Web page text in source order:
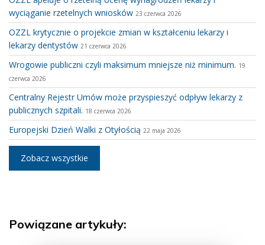
wyciąganie rzetelnych wniosków 23 czerwca 2026
OZZL krytycznie o projekcie zmian w kształceniu lekarzy i
lekarzy dentystów 21 czerwca 2026
Wrogowie publiczni czyli maksimum mniejsze niż minimum. 19
czerwca 2026
Centralny Rejestr Umów może przyspieszyć odpływ lekarzy z
publicznych szpitali. 18 czerwca 2026
Europejski Dzień Walki z Otyłością 22 maja 2026
Zobacz wszystkie
Powiązane artykuły: